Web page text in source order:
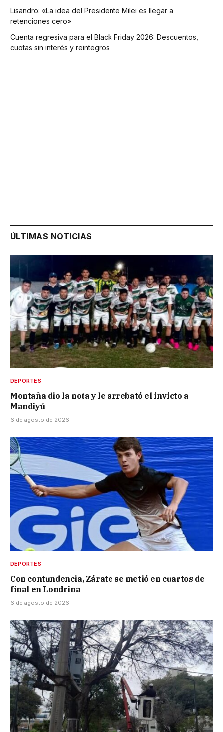
Lisandro: «La idea del Presidente Milei es llegar a
retenciones cero»
Cuenta regresiva para el Black Friday 2026: Descuentos,
cuotas sin interés y reintegros
ÚLTIMAS NOTICIAS
DEPORTES
Montaña dio la nota y le arrebató el invicto a
Mandiyú
6 de agosto de 2026
DEPORTES
Con contundencia, Zárate se metió en cuartos de
final en Londrina
6 de agosto de 2026